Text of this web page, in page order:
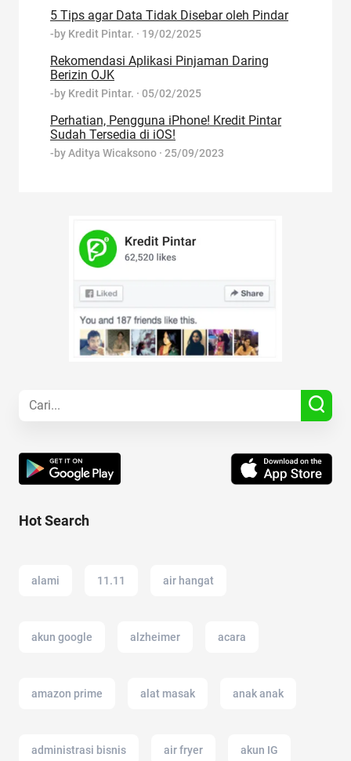
5 Tips agar Data Tidak Disebar oleh Pindar
-by Kredit Pintar. · 19/02/2025
Rekomendasi Aplikasi Pinjaman Daring
Berizin OJK
-by Kredit Pintar. · 05/02/2025
Perhatian, Pengguna iPhone! Kredit Pintar
Sudah Tersedia di iOS!
-byAditya Wicaksono · 25/09/2023
Hot Search
alami 11.11 air hangat
akun google alzheimer acara
amazon prime alat masak anak anak
administrasi bisnis air fryer akun IG